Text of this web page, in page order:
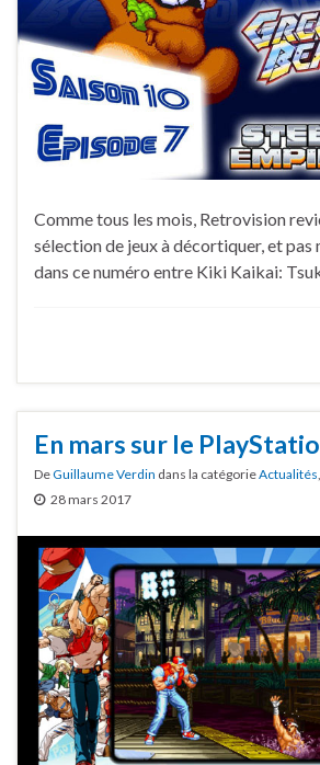
Comme tous les mois, Retrovision
sélection de jeux à décortiquer, et pas
dans ce numéro entre Kiki Kaikai:
En mars sur le
DeGuillaume Verdin dans la catégorieActualités,
28 mars 2017